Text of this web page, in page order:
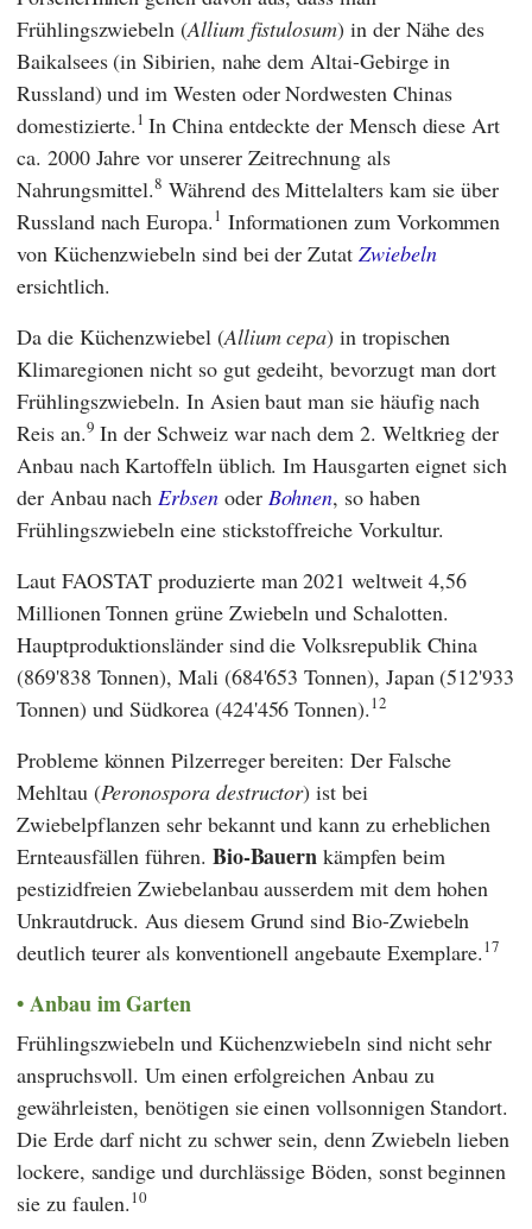
Frühlingszwiebeln (Allium fistulosum) in der Nähe des
Baikalsees (in Sibirien, nahe dem Altai-Gebirge in
Russland) und im Westen oder Nordwesten Chinas
domestizierte.1In China entdeckte der Mensch diese Art
ca. 2000 Jahre vor unserer Zeitrechnung als
Nahrungsmittel.8 Während des Mittelalters kam sie über
Russland nach Europa.1 Informationen zum Vorkommen
von Küchenzwiebeln sind bei der Zutat Zwiebeln
ersichtlich.
Da die Küchenzwiebel (Allium cepa) in tropischen
Klimaregionen nicht so gut gedeiht, bevorzugt man dort
Frühlingszwiebeln. In Asien baut man sie häufig nach
Reis an.9 In der Schweiz war nach dem 2. Weltkrieg der
Anbau nach Kartoffeln üblich. Im Hausgarten eignet sich
der Anbau nachErbsenoder Bohnen, so haben
Frühlingszwiebeln eine stickstoffreiche Vorkultur.
Laut FAOSTAT produzierte man 2021 weltweit 4,56
Millionen Tonnen grüne Zwiebeln und Schalotten.
Hauptproduktionsländer sind die Volksrepublik China
(869'838 Tonnen), Mali (684'653 Tonnen), Japan (512'933
Tonnen) und Südkorea (424'456 Tonnen).12
Probleme können Pilzerreger bereiten: Der Falsche
Mehltau (Peronospora destructor) ist bei
Zwiebelpflanzen sehr bekannt und kann zu erheblichen
Ernteausfällen führen. Bio-Bauern kämpfen beim
pestizidfreien Zwiebelanbau ausserdem mit dem hohen
Unkrautdruck. Aus diesem Grund sind Bio-Zwiebeln
deutlich teurer als konventionell angebaute Exemplare.17
Anbau im Garten
Frühlingszwiebeln und Küchenzwiebeln sind nicht sehr
anspruchsvoll. Um einen erfolgreichen Anbau zu
gewährleisten, benötigen sie einen vollsonnigen Standort.
Die Erde darf nicht zu schwer sein, denn Zwiebeln lieben
lockere, sandige und durchlässige Böden, sonst beginnen
sie zu faulen.10